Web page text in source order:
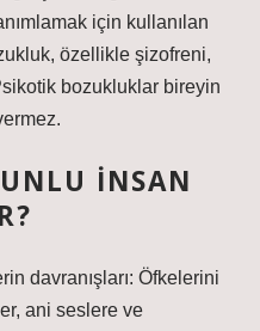
için kullanılan
özellikle şizofreni,
bozukluklar bireyin
INSAN
davranışları: Öfkelerini
ani seslere ve